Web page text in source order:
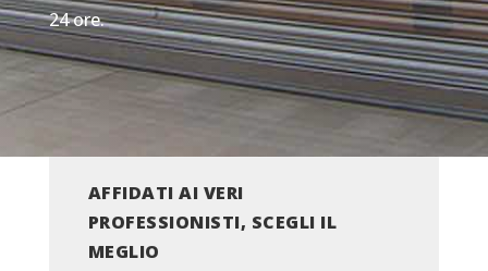
24 ore.
AFFIDATI AI VERI
PROFESSIONISTI, SCEGLI IL
MEGLIO